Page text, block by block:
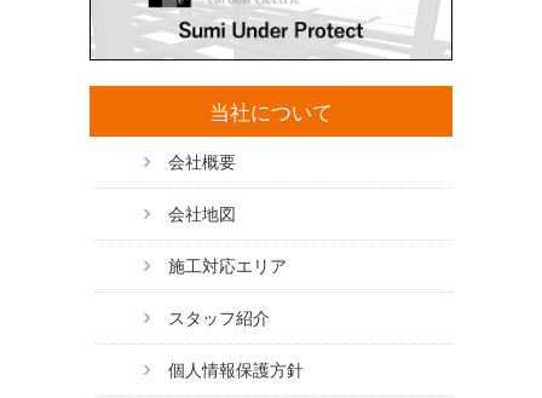
当社について
会社概要
会社地図
施工対応エリア
スタッフ紹介
個人情報保護方針